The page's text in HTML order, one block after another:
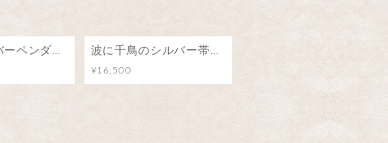
天狗のシルバーペンダント 波に千鳥のシルバー帯留め（3分紐用）
¥16,500